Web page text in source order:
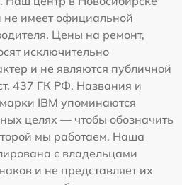
не имеет официальной
Цены на ремонт,
исключительно
и не являются публичной
437 ГК РФ. Названия и
IBM упоминаются
целях — чтобы обозначить
мы работаем. Наша
с владельцами
и не представляет их